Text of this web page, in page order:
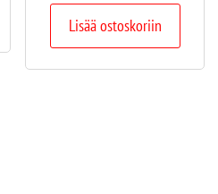
Lisää ostoskoriin